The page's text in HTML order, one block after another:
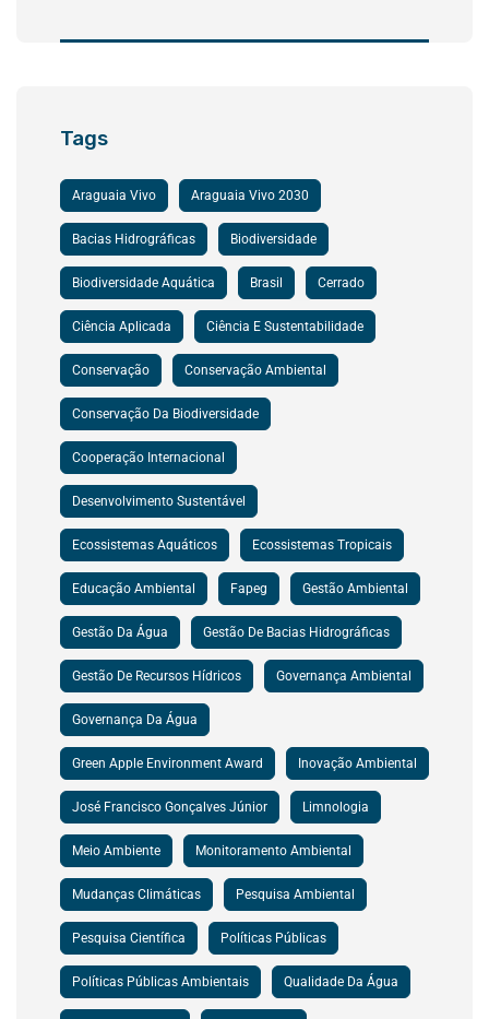
Tags
Araguaia Vivo Araguaia Vivo 2030
Bacias Hidrográficas Biodiversidade
Biodiversidade Aquática Brasil Cerrado
Ciência Aplicada Ciência E Sustentabilidade
Conservação Conservação Ambiental
Conservação Da Biodiversidade
Cooperação Internacional
Desenvolvimento Sustentável
Ecossistemas Aquáticos Ecossistemas Tropicais
Educação Ambiental Fapeg Gestão Ambiental
Gestão Da Água Gestão De Bacias Hidrográficas
Gestão De Recursos Hídricos Governança Ambiental
Governança Da Água
Green Apple Environment Award Inovação Ambiental
José Francisco Gonçalves Júnior Limnologia
Meio Ambiente Monitoramento Ambiental
Mudanças Climáticas Pesquisa Ambiental
Pesquisa Científica Políticas Públicas
Políticas Públicas Ambientais Qualidade Da Água